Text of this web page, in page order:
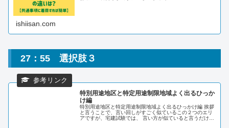
ishiisan.com
27：55 選択肢３
特別用途地区と特定用途制限地域よく出るひっか
け編
特別用途地区と特定用途制限地域よく出るひっかけ編 挨拶
と言うことで、言い回しがすごく似ているこの２つのエリ
アですが、宅建試験では、 言い方が似ていると言うだけ